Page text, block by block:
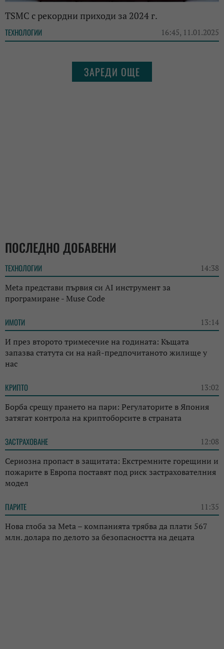
TSMC с рекордни приходи за 2024 г.
ТЕХНОЛОГИИ 16:45, 11.01.2025
ЗАРЕДИ ОЩЕ
ПОСЛЕДНО ДОБАВЕНИ
ТЕХНОЛОГИИ 14:38
Meta представи първия си AI инструмент за
програмиране - Muse Code
ИМОТИ 13:14
И през второто тримесечие на годината: Къщата
запазва статута си на най-предпочитаното жилище у
нас
КРИПТО 13:02
Борба срещу прането на пари: Регулаторите в Япония
затягат контрола на криптоборсите в страната
ЗАСТРАХОВАНЕ 12:08
Сериозна пропаст в защитата: Екстремните горещини и
пожарите в Европа поставят под риск застрахователния
модел
ПАРИТЕ 11:35
Нова глоба за Meta – компанията трябва да плати 567
млн. долара по делото за безопасността на децата